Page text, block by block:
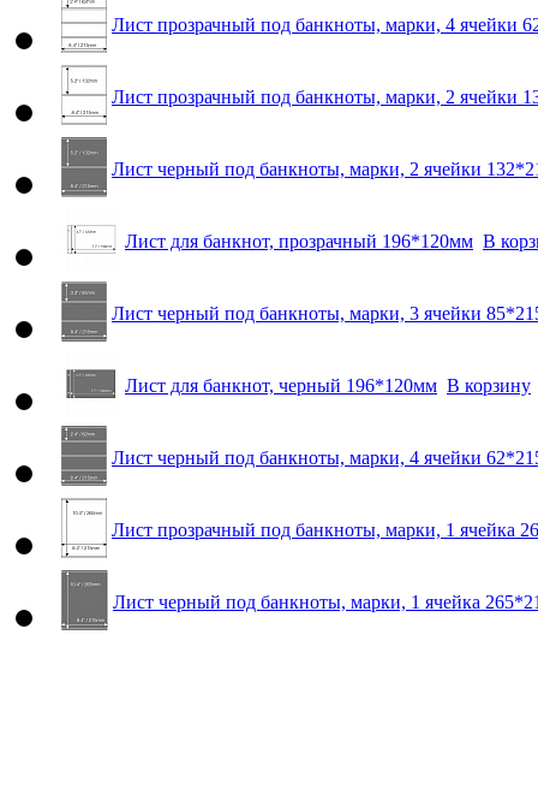
Лист прозрачный под банкноты, марки, 4 ячейки
Лист прозрачный под банкноты, марки, 2 ячейки
Лист черный под банкноты, марки, 2 ячейки
Лист для банкнот, прозрачный 196*120мм В
Лист черный под банкноты, марки, 3 ячейки
Лист для банкнот, черный 196*120мм В корзину
Лист черный под банкноты, марки, 4 ячейки
Лист прозрачный под банкноты, марки, 1 ячейка
Лист черный под банкноты, марки, 1 ячейка